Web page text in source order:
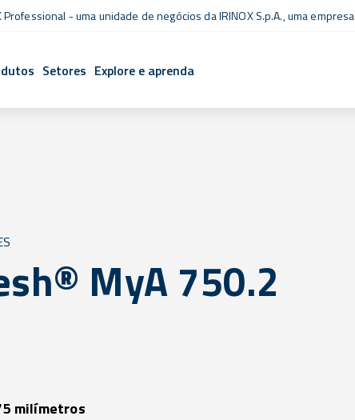
- uma unidade de negócios da IRINOX S.p.A., uma empresa
Setores Explore e aprenda
MyA 750.2
milímetros